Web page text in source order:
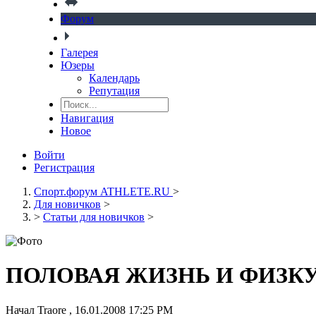
Форум
Галерея
Юзеры
Календарь
Репутация
Навигация
Новое
Войти
Регистрация
Спорт.форум ATHLETE.RU >
Для новичков >
> Статьи для новичков >
ПОЛОВАЯ ЖИЗНЬ И
Начал Traore , 16.01.2008 17:25 PM